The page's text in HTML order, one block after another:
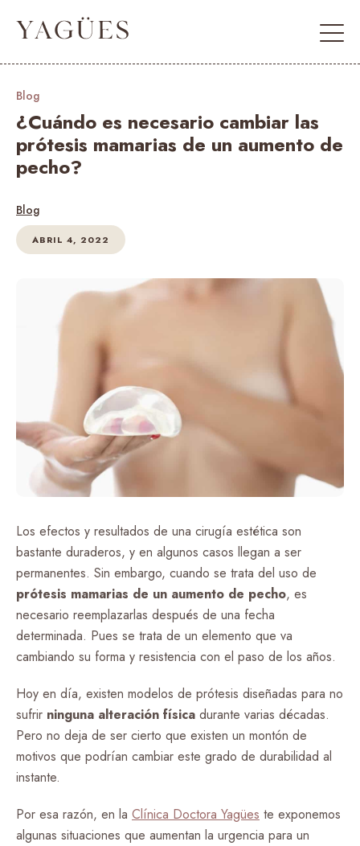
Blog
¿Cuándo es necesario cambiar las
prótesis mamarias de un aumento de
pecho?
Blog
ABRIL 4, 2022
Los efectos y resultados de una cirugía estética son
bastante duraderos, y en algunos casos llegan a ser
permanentes. Sin embargo, cuando se trata del uso de
prótesis mamarias de un aumento de pecho, es
necesario reemplazarlas después de una fecha
determinada. Pues se trata de un elemento que va
cambiando su forma y resistencia con el paso de los años.
Hoy en día, existen modelos de prótesis diseñadas para no
sufrir ninguna alteración física durante varias décadas.
Pero no deja de ser cierto que existen un montón de
motivos que podrían cambiar este grado de durabilidad al
instante.
Por esa razón, en la Clínica Doctora Yagües te exponemos
algunas situaciones que aumentan la urgencia para un